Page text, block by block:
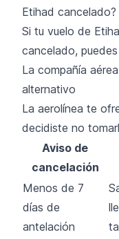
Etihad cancelado?
Si tu vuelo de
cancelado,
La compañía
alternativo
La aerolínea te
decidiste no
Aviso de
cancelación
Menos de 7
días de
antelación